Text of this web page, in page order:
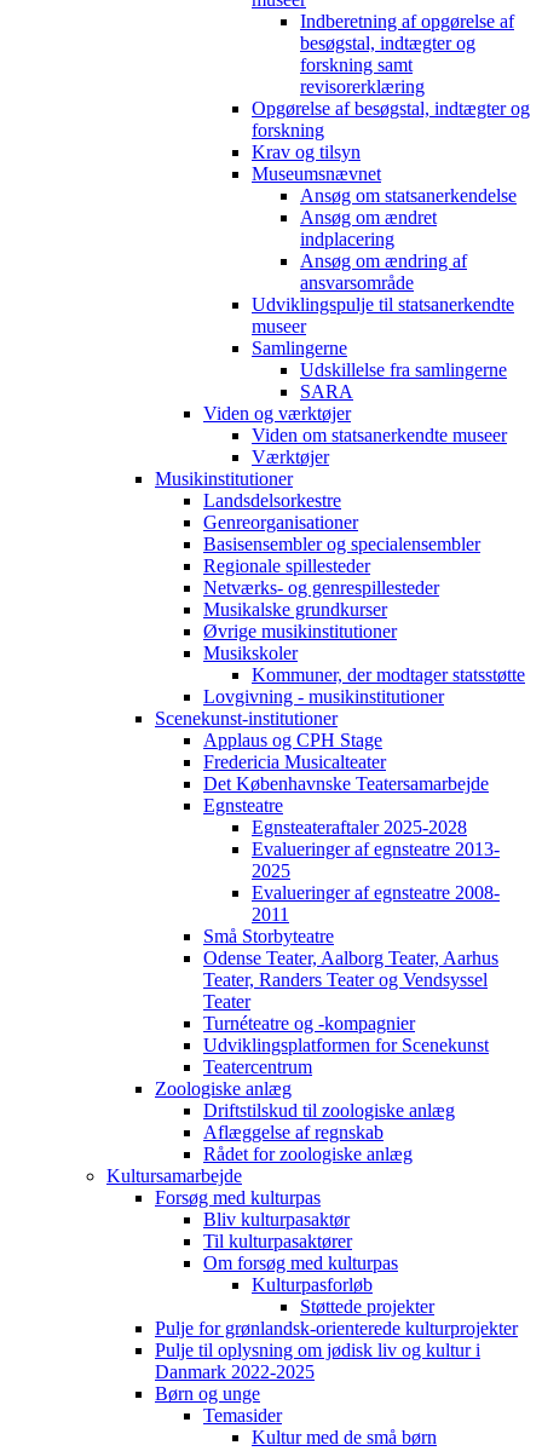
Indberetning af opgørelse af
besøgstal, indtægter og
forskning samt
revisorerklæring
Opgørelse af besøgstal, indtægter og
forskning
Krav og tilsyn
Museumsnævnet
Ansøg om statsanerkendelse
Ansøg om ændret
indplacering
Ansøg om ændring af
ansvarsområde
Udviklingspulje til statsanerkendte
museer
Samlingerne
Udskillelse fra samlingerne
SARA
Viden og værktøjer
Viden om statsanerkendte museer
Værktøjer
Musikinstitutioner
Landsdelsorkestre
Genreorganisationer
Basisensembler og specialensembler
Regionale spillesteder
Netværks- og genrespillesteder
Musikalske grundkurser
Øvrige musikinstitutioner
Musikskoler
Kommuner, der modtager statsstøtte
Lovgivning - musikinstitutioner
Scenekunst-institutioner
Applaus og CPH Stage
Fredericia Musicalteater
Det Københavnske Teatersamarbejde
Egnsteatre
Egnsteateraftaler 2025-2028
Evalueringer af egnsteatre 2013-
2025
Evalueringer af egnsteatre 2008-
2011
Små Storbyteatre
Odense Teater, Aalborg Teater, Aarhus
Teater, Randers Teater og Vendsyssel
Teater
Turnéteatre og -kompagnier
Udviklingsplatformen for Scenekunst
Teatercentrum
Zoologiske anlæg
Driftstilskud til zoologiske anlæg
Aflæggelse af regnskab
Rådet for zoologiske anlæg
Kultursamarbejde
Forsøg med kulturpas
Bliv kulturpasaktør
Til kulturpasaktører
Om forsøg med kulturpas
Kulturpasforløb
Støttede projekter
Pulje for grønlandsk-orienterede kulturprojekter
Pulje til oplysning om jødisk liv og kultur i
Danmark 2022-2025
Børn og unge
Temasider
Kultur med de små børn